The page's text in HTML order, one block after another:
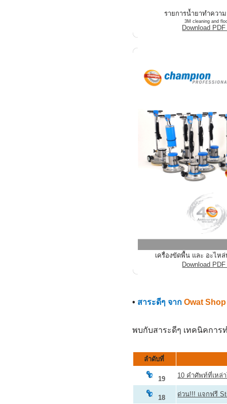
รายการน้ำยาทำควา
3M cleaning and
Download
เครื่องขัดพื้น และ อะไห
Download
• สาระดีๆ จาก Owat Shop
พบกับสาระดีๆ เทคนิคการ
ลำดับที่
19 10 คำศัพท์ที่เหล่
18 ด่วน!!! แจกฟรี